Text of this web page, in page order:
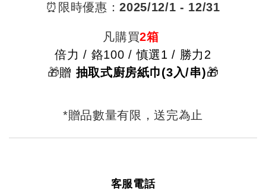
⏰限時優惠：2025/12/1 - 12/31
凡購買2箱
倍力 / 鉻100 /慎選1 / 勝力2
🎁贈 抽取式廚房紙巾(3入/串)🎁
*贈品數量有限，送完為止
客服電話